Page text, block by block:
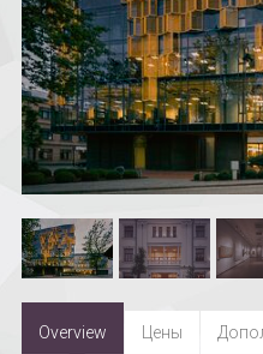
Overview Цены